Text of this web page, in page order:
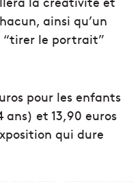
ainsi qu’un
“tirer le portrait”
pour les enfants
et 13,90 euros
qui dure